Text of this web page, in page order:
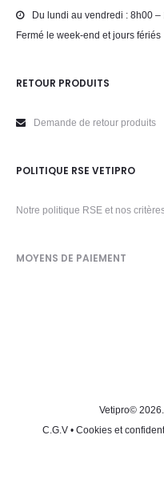
Du lundi au vendredi : 8h00
Fermé le week-end et jours fériés
RETOUR PRODUITS
Demande de retour produits
POLITIQUE RSE VETIPRO
Notre politique RSE et nos
MOYENS DE PAIEMENT
Vetipro©
C.G.V • Cookies et